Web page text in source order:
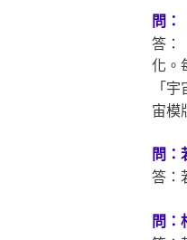
問：
答：
化。
「
宙模
問：
答：
問：